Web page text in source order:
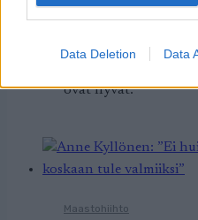
Data Deletion Data
TEKIJÄTEEMU
Suomen
ovat hyvät.
Maastohiihto